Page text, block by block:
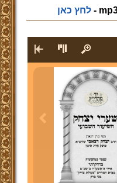
לחץ כאן